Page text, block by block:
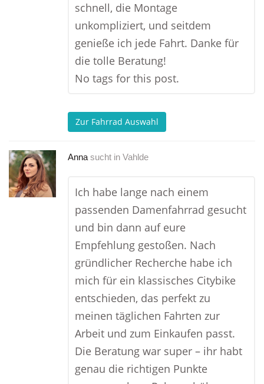
schnell, die Montage
unkompliziert, und seitdem
genieße ich jede Fahrt. Danke für
die tolle Beratung!
No tags for this post.
Zur Fahrrad Auswahl
Anna sucht in Vahlde
Ich habe lange nach einem
passenden Damenfahrrad gesucht
und bin dann auf eure
Empfehlung gestoßen. Nach
gründlicher Recherche habe ich
mich für ein klassisches Citybike
entschieden, das perfekt zu
meinen täglichen Fahrten zur
Arbeit und zum Einkaufen passt.
Die Beratung war super – ihr habt
genau die richtigen Punkte